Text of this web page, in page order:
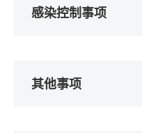
感染控制事项
其他事项